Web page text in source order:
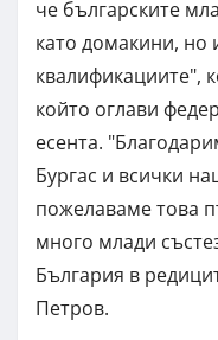
че българските
като домакини, но
квалификациите",
който оглави
есента.
Бургас и всички
пожелаваме това
много млади
България в
Петров.